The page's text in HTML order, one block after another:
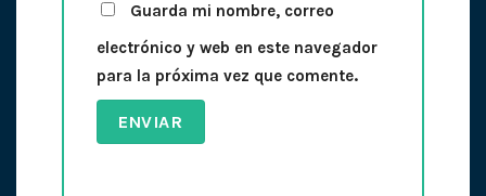
Guarda mi nombre, correo
electrónico y web en este navegador
para la próxima vez que comente.